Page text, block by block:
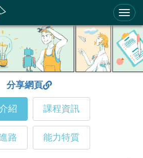
育才輔助系統
分享網頁
紹 課程資訊
路 能力特質